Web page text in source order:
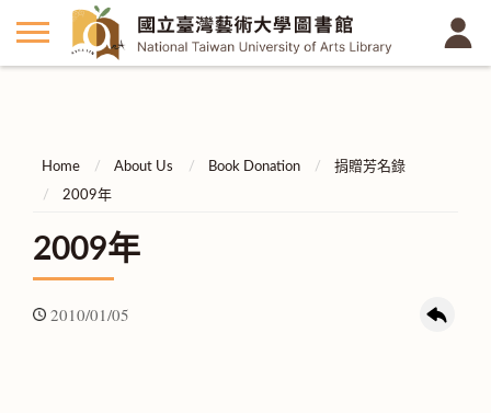
Home About Us Book Donation
捐贈芳名錄
2009年
2009年
2010/01/05